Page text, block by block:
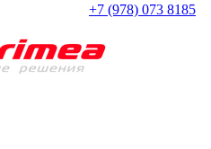
+7 (978) 073 8185